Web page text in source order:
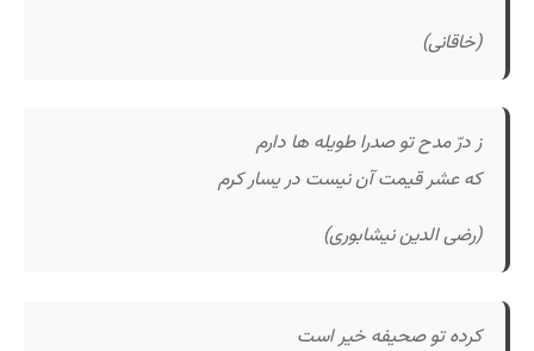
(خاقانی)
ز درّ مدح تو صدرا طویله ها دارم
که عشر قیمت آن نیست در یسار کرم
(رضی الدین نیشابوری)
کرده تو صحیفه خیر است